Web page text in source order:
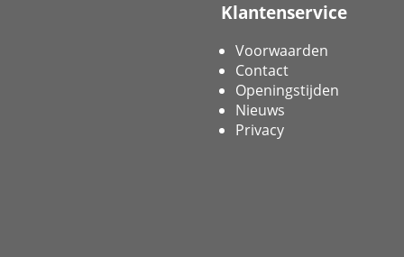
Klantenservice
Voorwaarden
Contact
Openingstijden
Nieuws
Privacy